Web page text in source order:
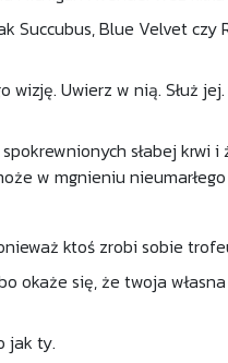
Succubus, Blue Velvet
Uwierz w nią. Służ
słabej krwi
w mgnieniu
ktoś zrobi sobie
okaże się, że twoja
jak ty.